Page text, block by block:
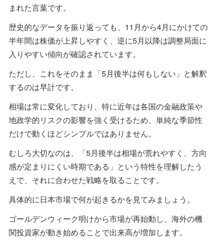
まれた言葉です。
歴史的なデータを振り返っても、11月から4月にかけての
半年間は株価が上昇しやすく、逆に5月以降は調整局面に
入りやすい傾向が確認されています。
ただし、これをそのまま「5月後半は何もしない」と解釈
するのは早計です。
相場は常に変化しており、特に近年は各国の金融政策や
地政学的リスクの影響を強く受けるため、単純な季節性
だけで動くほどシンプルではありません。
むしろ大切なのは、「5月後半は相場が荒れやすく、方向
感が定まりにくい時期である」という特性を理解したう
えで、それに合わせた戦略を取ることです。
具体的に日本市場で何が起きるかを見てみましょう。
ゴールデンウィーク明けから市場が再始動し、海外の機
関投資家が動き始めることで出来高が増加します。